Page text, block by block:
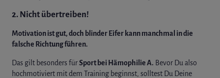
2. Nicht übertreiben!
Motivation ist gut, doch blinder Eifer kann manchmal in die
falsche Richtung führen.
Das gilt besonders fürSport bei Hämophilie A. Bevor Du also
hochmotiviert mit dem Training beginnst, solltest Du Deine